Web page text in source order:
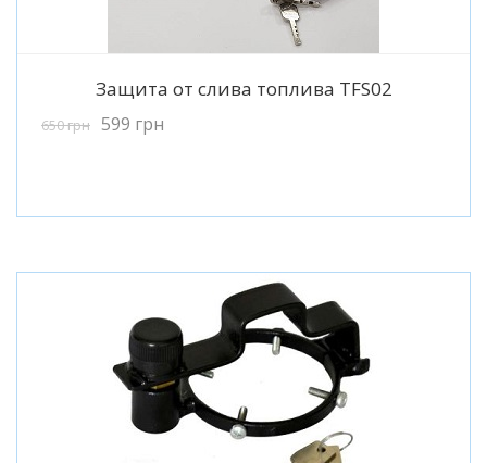
Подробнее
Защита от слива топлива TFS02
650грн 599 грн